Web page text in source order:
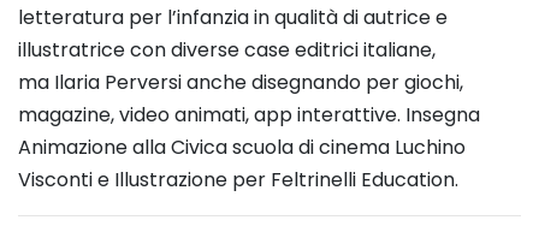
letteratura per l’infanzia in qualità di autrice e
illustratrice con diverse case editrici italiane,
ma Ilaria Perversianche disegnando per giochi,
magazine, video animati, app interattive. Insegna
Animazione alla Civica scuola dicinema Luchino
Visconti e Illustrazione per Feltrinelli Education.